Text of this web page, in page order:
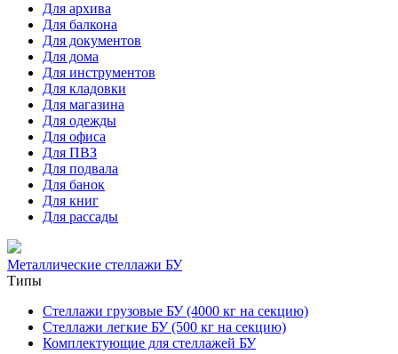
Для архива
Для балкона
Для документов
Для дома
Для инструментов
Для кладовки
Для магазина
Для одежды
Для офиса
Для ПВЗ
Для подвала
Для банок
Для книг
Для рассады
Металлические стеллажи БУ
Типы
Стеллажи грузовые БУ (4000 кг на секцию)
Стеллажи легкие БУ (500 кг на секцию)
Комплектующие для стеллажей БУ